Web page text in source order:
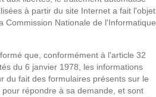
à partir du site Internet a fait l'objet
Commission Nationale de l'Informatique
que, conformément à l'article 32
du 6 janvier 1978, les informations
du fait des formulaires présents sur le
répondre à sa demande, et sont